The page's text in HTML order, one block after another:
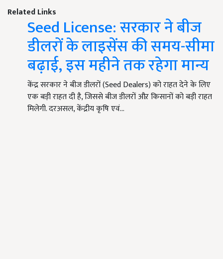
Related Links
Seed License: सरकार ने बीज
डीलरों के लाइसेंस की समय-सीमा
बढ़ाई, इस महीने तक रहेगा मान्य
केंद्र सरकार ने बीज डीलरों (Seed Dealers) को राहत देने के लिए
एक बड़ी राहत दी है, जिससे बीज डीलरों औऱ किसानों को बड़ी राहत
मिलेगी. दरअसल, केंद्रीय कृषि एवं…